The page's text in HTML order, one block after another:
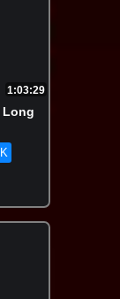
1:03:29